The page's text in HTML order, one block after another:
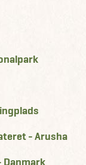
- Arusha
Danmark